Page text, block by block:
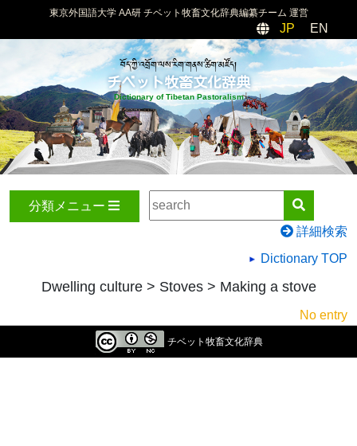
東京外国語大学 AA研 チベット牧畜文化辞典編纂チーム 運営
JP EN
བོད་ཀྱི་འབྲོག་ལས་རིག་གནས་ཚིག་མཛོད།
チベット牧畜文化辞典
Dictionary of Tibetan Pastoralism
分類メニュー
詳細検索
Dictionary TOP
Dwelling culture > Stoves > Making a stove
No entry
チベット牧畜文化辞典